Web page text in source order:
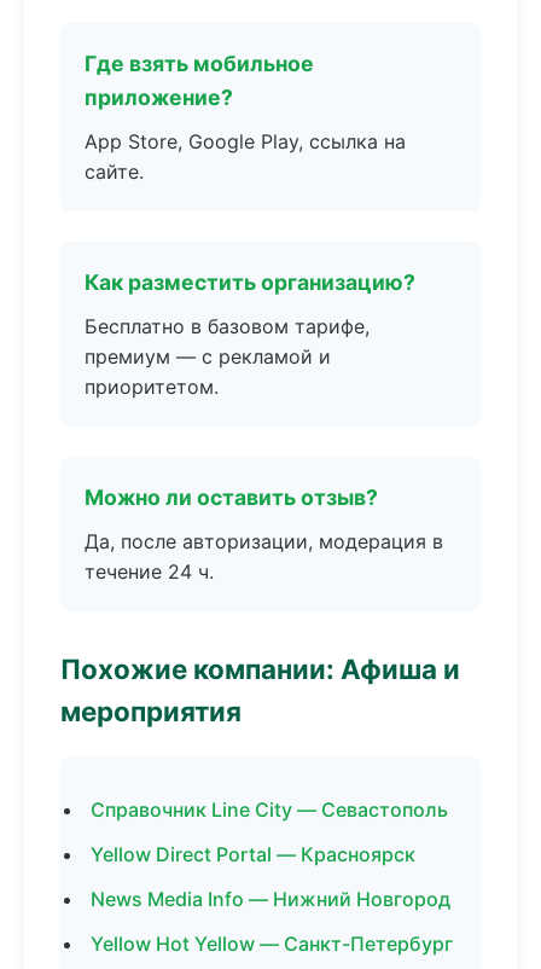
Где взять мобильное
приложение?
App Store, Google Play, ссылка на
сайте.
Как разместить организацию?
Бесплатно в базовом тарифе,
премиум — с рекламой и
приоритетом.
Можно ли оставить отзыв?
Да, после авторизации, модерация в
течение 24 ч.
Похожие компании: Афиша и
мероприятия
Справочник Line City — Севастополь
Yellow Direct Portal — Красноярск
News Media Info — Нижний Новгород
Yellow Hot Yellow — Санкт-Петербург